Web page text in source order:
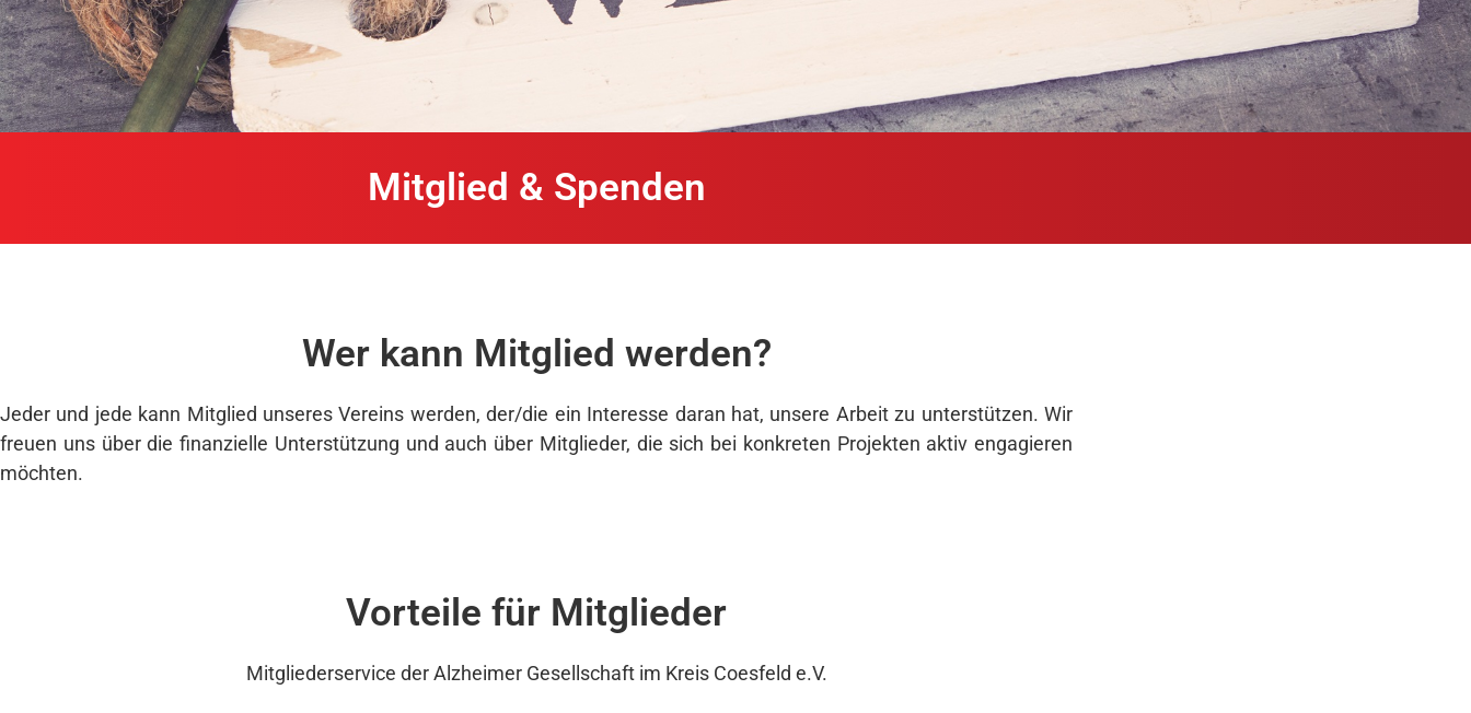
Mitglied & Spenden
Wer kann Mitglied werden?
Jeder und jede kann Mitglied unseres Vereins werden, der/die ein Interesse daran hat, unsere Arbeit zu unterstützen. Wir
freuen uns über die finanzielle Unterstützung und auch über Mitglieder, die sich bei konkreten Projekten aktiv engagieren
möchten.
Vorteile für Mitglieder
Mitgliederservice der Alzheimer Gesellschaft im Kreis Coesfeld e.V.